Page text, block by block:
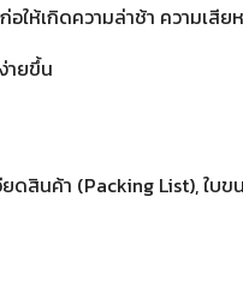
อให้เกิดความล่าช้า ความเสี
ายขึ้น
ยดสินค้า (Packing List), ใ